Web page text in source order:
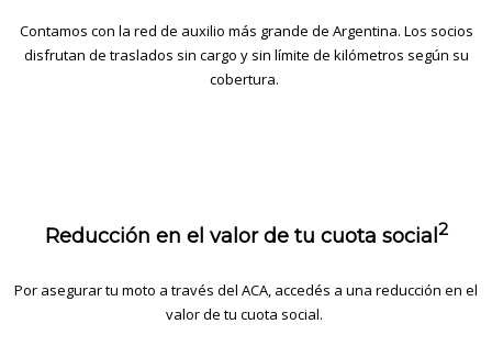
Contamos con la red de auxilio más grande de Argentina. Los socios
disfrutan de traslados sin cargo y sin límite de kilómetros según su
cobertura.
Reducción en el valor de tu cuota social 2
Por asegurar tu moto a través del ACA, accedés a una reducción en el
valor de tu cuota social.